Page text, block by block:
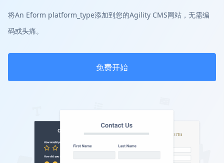
将An Eform platform_type添加到您的Agility CMS网站，无需编
码或头痛。
免费开始